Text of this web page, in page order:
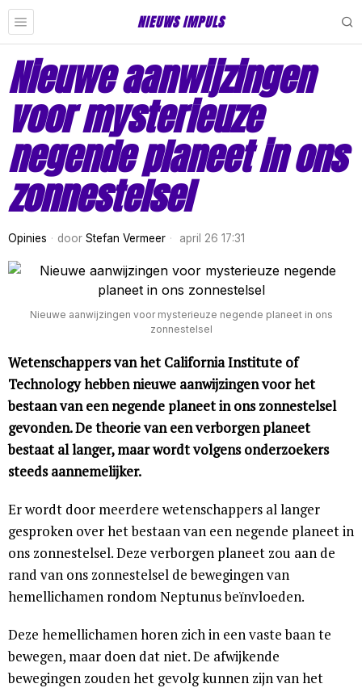
NIEUWS IMPULS
Nieuwe aanwijzingen
voor mysterieuze
negende planeet in ons
zonnestelsel
Opinies door Stefan Vermeer april 26 17:31
Nieuwe aanwijzingen voor mysterieuze negende planeet in ons
zonnestelsel
Wetenschappers van het California Institute of
Technology hebben nieuwe aanwijzingen voor het
bestaan van een negende planeet in ons zonnestelsel
gevonden. De theorie van een verborgen planeet
bestaat al langer, maar wordt volgens onderzoekers
steeds aannemelijker.
Er wordt door meerdere wetenschappers al langer
gesproken over het bestaan van een negende planeet in
ons zonnestelsel. Deze verborgen planeet zou aan de
rand van ons zonnestelsel de bewegingen van
hemellichamen rondom Neptunus beïnvloeden.
Deze hemellichamen horen zich in een vaste baan te
bewegen, maar doen dat niet. De afwijkende
bewegingen zouden het gevolg kunnen zijn van het